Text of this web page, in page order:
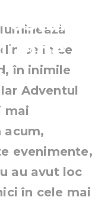
în
ce în ce
în inimile
Adventul
mai
acum,
evenimente,
au avut loc
în cele mai